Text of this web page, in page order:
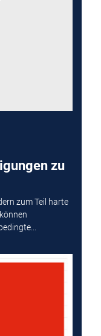
zu
zum Teil harte